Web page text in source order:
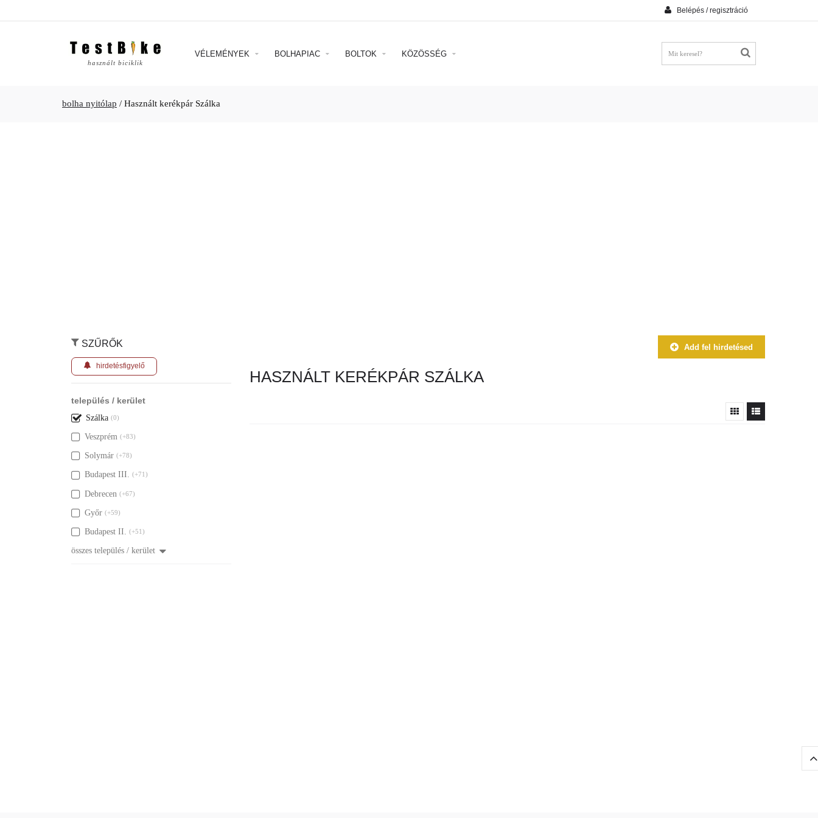
Belépés / regisztráció
használt biciklik
VÉLEMÉNYEK BOLHAPIAC BOLTOK KÖZÖSSÉG
bolha nyitólap / Használt kerékpár Szálka
SZŰRŐK
hirdetésfigyelő
település / kerület
Szálka (0)
Veszprém (+83)
Solymár (+78)
Budapest III. (+71)
Debrecen (+67)
Győr (+59)
Budapest II. (+51)
összes település / kerület
Add fel hirdetésed
HASZNÁLT KERÉKPÁR SZÁLKA